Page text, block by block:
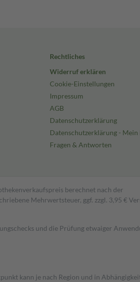
Rechtliches
Widerruf erklären
Cookie-Einstellungen
Impressum
AGB
Datenschutzerklärung
Datenschutzerklärung -
Fragen & Antworten
berechnet nach der
Mehrwertsteuer, ggf. zzgl. 3,95 €
und die Prüfung etwaiger
kann je nach Region und in